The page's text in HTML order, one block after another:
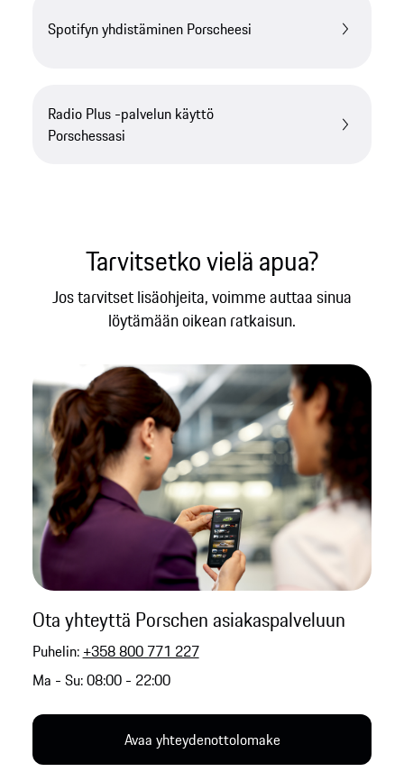
Spotifyn yhdistäminen Porscheesi
Radio Plus -palvelun käyttö
Porschessasi
Tarvitsetko vielä apua?
Jos tarvitset lisäohjeita, voimme auttaa sinua
löytämään oikean ratkaisun.
Ota yhteyttä Porschen asiakaspalveluun
Puhelin: +358 800 771 227
Ma - Su: 08:00 - 22:00
Avaa yhteydenottolomake